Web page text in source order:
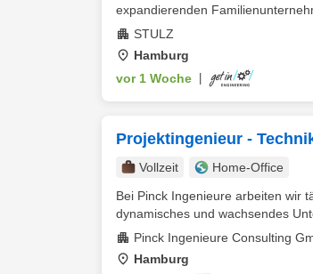
expandierenden
STULZ
Hamburg
vor 1 Woche
Projektingenieur -
Vollzeit
Home-Office
Bei Pinck Ingenieure arbeiten wir
dynamisches und wachsendes
Pinck Ingenieure Consulting
Hamburg